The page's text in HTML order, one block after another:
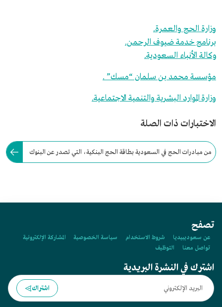
وزارة الحج والعمرة.
برنامج خدمة ضيوف الرحمن.
وكالة الأنباء السعودية.
مؤسسة محمد بن سلمان “مسك” .
وزارة الموارد البشرية والتنمية الاجتماعية.
الاختبارات ذات الصلة
من مبادرات الحج في السعودية بطاقة الحج البنكية، التي تصدر عن البنوك
تصفح
عن سعوديبيديا شروط الاستخدام سياسة الخصوصية
المشاركة الإلكترونية
تواصل معنا
التوظيف
اشترك في النشرة البريدية
اشتراك